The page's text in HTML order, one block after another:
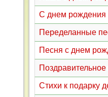
С днем рождения
Переделанные
Песня с днем
Стихи к подарку